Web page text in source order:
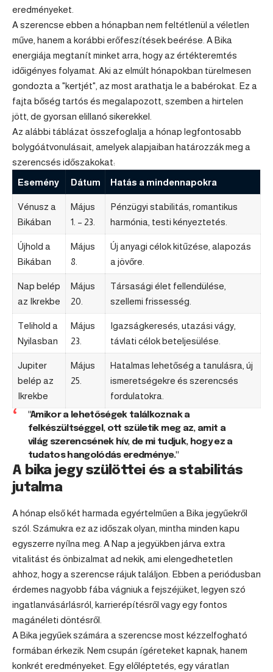
eredményeket.
A szerencse ebben a hónapban nem feltétlenül a véletlen
műve, hanem a korábbi erőfeszítések beérése. A Bika
energiája megtanít minket arra, hogy az értékteremtés
időigényes folyamat. Aki az elmúlt hónapokban türelmesen
gondozta a "kertjét", az most arathatja le a babérokat. Ez a
fajta bőség tartós és megalapozott, szemben a hirtelen
jött, de gyorsan elillanó sikerekkel.
Az alábbi táblázat összefoglalja a hónap legfontosabb
bolygóátvonulásait, amelyek alapjaiban határozzák meg a
szerencsés időszakokat:
Esemény
Dátum Hatás a mindennapokra
Vénusz a
Bikában
Május
1. – 23.
Pénzügyi stabilitás, romantikus
harmónia, testi kényeztetés.
Újhold a
Bikában
Május
8.
Új anyagi célok kitűzése, alapozás
a jövőre.
Nap belép
az Ikrekbe
Május
20.
Társasági élet fellendülése,
szellemi frissesség.
Telihold a
Nyilasban
Május
23.
Igazságkeresés, utazási vágy,
távlati célok beteljesülése.
Jupiter
belép az
Ikrekbe
Május
25.
Hatalmas lehetőség a tanulásra, új
ismeretségekre és szerencsés
fordulatokra.
"Amikor a lehetőségek találkoznak a
felkészültséggel, ott születik meg az, amit a
világ szerencsének hív, de mi tudjuk, hogy ez a
tudatos hangolódás eredménye."
A bika jegy szülöttei és a stabilitás
jutalma
A hónap első két harmada egyértelműen a Bika jegyűekről
szól. Számukra ez az időszak olyan, mintha minden kapu
egyszerre nyílna meg. A Nap a jegyükben járva extra
vitalitást és önbizalmat ad nekik, ami elengedhetetlen
ahhoz, hogy a szerencse rájuk találjon. Ebben a periódusban
érdemes nagyobb fába vágniuk a fejszéjüket, legyen szó
ingatlanvásárlásról, karrierépítésről vagy egy fontos
magánéleti döntésről.
A Bika jegyűek számára a szerencse most kézzelfogható
formában érkezik. Nem csupán ígéreteket kapnak, hanem
konkrét eredményeket. Egy előléptetés, egy váratlan